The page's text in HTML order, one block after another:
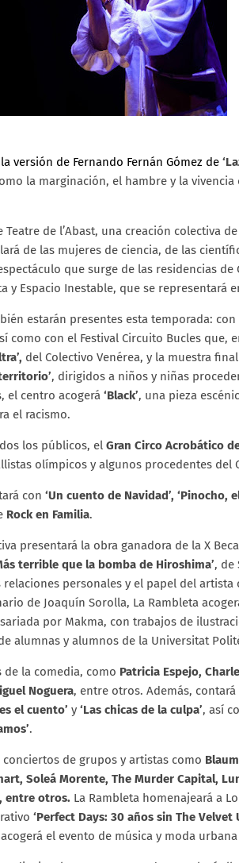
la versión de Fernando Fernán Gómez de
la marginación, el hambre y la
Teatre de l’Abast, una creación colectiva
de las mujeres de ciencia, de las
que surge de las residencias de
y Espacio Inestable, que se representará
estarán presentes esta temporada:
como con el Festival Circuito Bucles que,
del Colectivo Venérea, y la muestra
, dirigidos a niños y niñas
el centro acogerá ‘Black’, una pieza
el racismo.
los públicos, el Gran Circo Acrobático
olímpicos y algunos procedentes del
con ‘Un cuento de Navidad’, ‘Pinocho,
Rock en Familia.
presentará la obra ganadora de la X
terrible que la bomba de Hiroshima’, de
personales y el papel del
de Joaquín Sorolla, La Rambleta
por Makma, con trabajos de
alumnas y alumnos de la Universitat
la comedia, como Patricia Espejo,
Noguera, entre otros. Además,
el cuento’ y ‘Las chicas de la culpa’, así
.
de grupos y artistas como
Soleá Morente, The Murder Capital,
entre otros. La Rambleta homenajeará a
‘Perfect Days: 30 años sin The
el evento de música y moda urbana